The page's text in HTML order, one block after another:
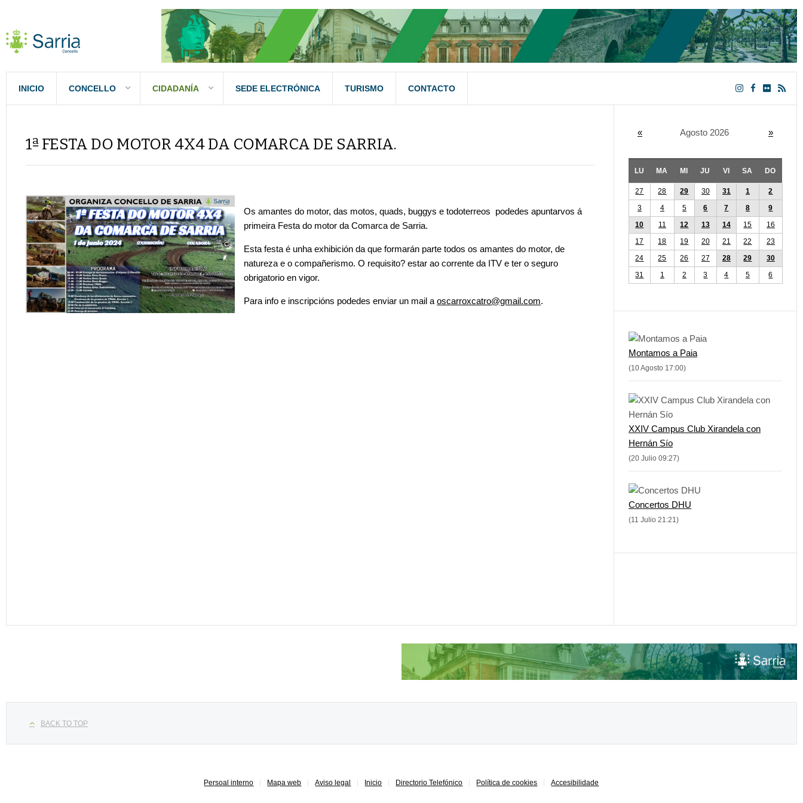
INICIO CONCELLO CIDADANÍA SEDE ELECTRÓNICA TURISMO CONTACTO
1ª FESTA DO MOTOR 4X4 DA COMARCA DE SARRIA.
Os amantes do motor, das motos, quads, buggys e todoterreos podedes apuntarvos á
primeira Festa do motor da Comarca de Sarria.
Esta festa é unha exhibición da que formarán parte todos os amantes do motor, de
natureza e o compañerismo. O requisito? estar ao corrente da ITV e ter o seguro
obrigatorio en vigor.
Para info e inscripcións podedes enviar un mail a oscarroxcatro@gmail.com.
« Agosto 2026 »
LU MA MI JU VI SA DO
27 28 29 30 31 1
2
3
4 5 6 7 8
9
10
11 12 13 14 15
16
17
18 19 20 21 22
23
24
25 26 27 28 29
30
31
1 2 3 4 5 6
Montamos a Paia
(10 Agosto 17:00)
XXIV Campus Club Xirandela con
Hernán Sío
(20 Julio 09:27)
Concertos DHU
(11 Julio 21:21)
BACK TO TOP
Persoal interno Mapa web Aviso legal Inicio Directorio Telefónico Política de cookies Accesibilidade